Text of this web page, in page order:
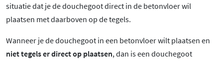
situatie dat je de douchegoot direct in de betonvloer wil
plaatsen met daarboven op de tegels.
Wanneer je de douchegoot in een betonvloer wilt plaatsen en
niet tegels er direct op plaatsen, dan is een douchegoot